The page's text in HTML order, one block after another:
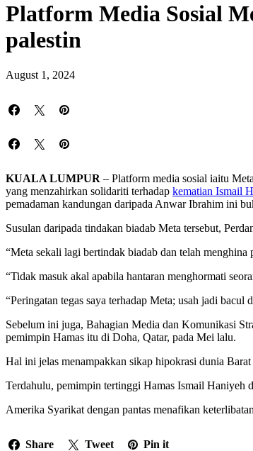
Platform Media Sosial
palestin
August 1, 2024
KUALA LUMPUR – Platform media sosial iaitu
yang menzahirkan solidariti terhadap kematian Ismail
pemadaman kandungan daripada Anwar Ibrahim ini
Susulan daripada tindakan biadab Meta tersebut,
“Meta sekali lagi bertindak biadab dan telah
“Tidak masuk akal apabila hantaran menghormati
“Peringatan tegas saya terhadap Meta; usah jadi
Sebelum ini juga, Bahagian Media dan Komunikasi
pemimpin Hamas itu di Doha, Qatar, pada Mei lalu.
Hal ini jelas menampakkan sikap hipokrasi dunia
Terdahulu, pemimpin tertinggi Hamas Ismail Haniyeh
Amerika Syarikat dengan pantas menafikan
Share Tweet Pin it